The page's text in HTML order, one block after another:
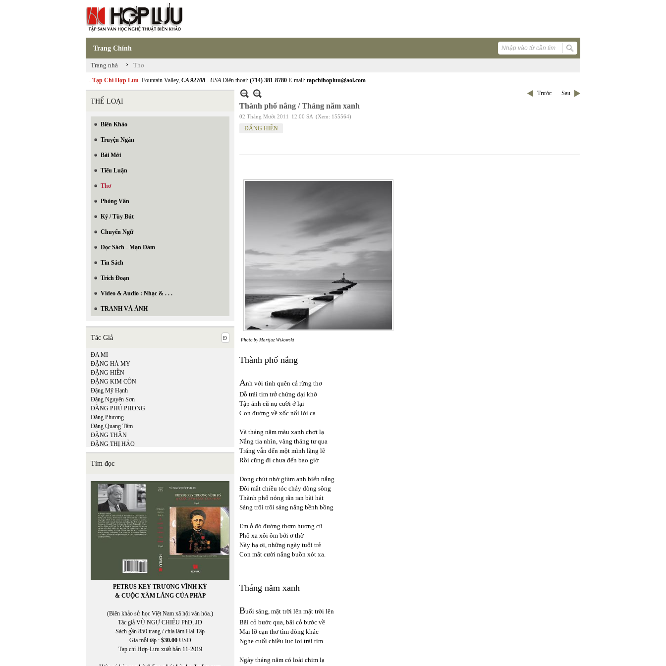
Trang Chính
Trang nhà › Thơ
- Tạp Chí Hợp Lưu Fountain Valley, CA 92708 - USAĐiện thoại: (714) 381-8780 E-mail: tapchihopluu@aol.com
THỂ LOẠI
Biên Khảo
Truyện Ngắn
Bài Mới
Tiểu Luận
Thơ
Phỏng Vấn
Ký / Tùy Bút
Chuyển Ngữ
Đọc Sách - Mạn Đàm
Tin Sách
Trích Đoạn
Video & Audio : Nhạc & . . .
TRANH VÀ ẢNH
Tác Giả
ĐA MI
ĐẶNG HÀ MY
ĐẶNG HIỀN
ĐẶNG KIM CÔN
Đặng Mỹ Hạnh
Đặng Nguyên Sơn
ĐẶNG PHÚ PHONG
Đặng Phương
Đặng Quang Tâm
ĐẶNG THÂN
ĐẶNG THỊ HẢO
Đặng Thị Thanh Hương
ĐẶNG THƠ THƠ
ĐẶNG VĂN SINH
Đặng Xuân Xuyến
Đặng-Vũ Vương chuyển ngữ
Đào Duy Anh
ĐÀO TUẤN ẢNH
Đào Tuấn Ảnh chuyển ngữ
Đào Vũ Anh Hùng
ĐÌNH ĐÌNH
ĐÌNH NGUYÊN
ĐINH THỊ THU VÂN
Đinh Từ Bích Thúy
ĐINH VĂN TUẤN
Đinh Văn Tuấn dich
ĐỖ BÍCH THÚY
Tìm đọc
PETRUS KEY TRƯƠNG VĨNH KÝ
& CUỘC XÂM LĂNG CỦA PHÁP
(Biên khảo sử học Việt Nam xã hội văn hóa.)
Tác giả VŨ NGỰ CHIÊU PhD, JD
Sách gần 850 trang / chia làm Hai Tập
Gía mỗi tập : $30.00USD
Tạp chí Hợp-Lưu xuất bản 11-2019
Trước Sau
Thành phố nắng / Tháng năm xanh
02 Tháng Mười 2011 12:00 SA (Xem: 155564)
ĐẶNG HIỀN
Photo by Marijuz Wikowski
Thành phố nắng
Anh với tình quên cả rừng thơ
Dỗ trái tim trở chứng dại khờ
Tập ảnh cũ nụ cười ở lại
Con đường về xốc nổi lời ca
Và tháng năm màu xanh chợt lạ
Nắng tia nhìn, vàng tháng tư qua
Trăng vẫn đến một mình lặng lẽ
Rồi cũng đi chưa đến bao giờ
Đong chút nhớ giùm anh biển nắng
Đôi mắt chiều tóc chảy dòng sông
Thành phố nóng rân ran bài hát
Sáng trôi trôi sáng nắng bềnh bồng
Em ở đó đường thơm hương cũ
Phố xa xôi ôm bởi ơ thờ
Này hạ ơi, những ngày tuổi trẻ
Con mắt cười nắng buồn xót xa.
Tháng năm xanh
Buổi sáng, mặt trời lên mặt trời lên
Bãi cỏ bước qua, bãi cỏ bước về
Mai lỡ cạn thơ tìm dòng khác
Nghe cuối chiều lục lọi trái tim
Ngày tháng năm có loài chim lạ